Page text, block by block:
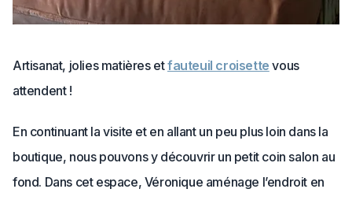
Artisanat, jolies matières etfauteuil croisette vous
attendent !
En continuant la visite et en allant un peu plus loin dans la
boutique, nous pouvons y découvrir un petit coin salon au
fond. Dans cet espace, Véronique aménage l’endroit en